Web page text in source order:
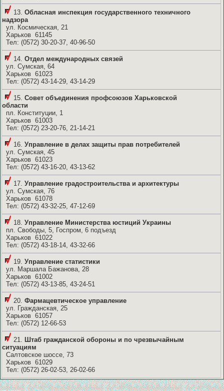
13. Обласная инспекция государственного техничного
надзора
ул. Космическая, 21
Харьков 61145
Тел: (0572) 30-20-37, 40-96-50
14. Отдел международных связей
ул. Сумская, 64
Харьков 61023
Тел: (0572) 43-14-29, 43-14-29
15. Совет объединения профсоюзов Харьковской
области
пл. Конституции, 1
Харьков 61003
Тел: (0572) 23-20-76, 21-14-21
16. Управление в делах защиты прав потребителей
ул. Сумская, 45
Харьков 61023
Тел: (0572) 43-16-20, 43-13-62
17. Управление градостроительства и архитектуры
ул. Сумская, 76
Харьков 61078
Тел: (0572) 43-32-25, 47-12-69
18. Управление Министерства юстиций Украины
пл. Свободы, 5, Госпром, 6 подъезд
Харьков 61022
Тел: (0572) 43-18-14, 43-32-66
19. Управление статистики
ул. Маршала Бажанова, 28
Харьков 61002
Тел: (0572) 43-13-85, 43-24-51
20. Фармацевтическое управление
ул. Гражданская, 25
Харьков 61057
Тел: (0572) 12-66-53
21. Штаб гражданской обороны и по чрезвычайным
ситуациям
Салтовское шоссе, 73
Харьков 61029
Тел: (0572) 26-02-53, 26-02-66